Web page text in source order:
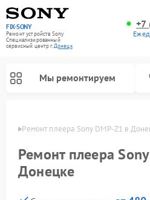
FIX-SONY
Ремонт устройств Sony
Специализированный
cервисный центр г. Донецк
+7
Мы ремонтируем
Ремонт плеера Sony DMP-Z1 в
Ремонт плеера
Донецке